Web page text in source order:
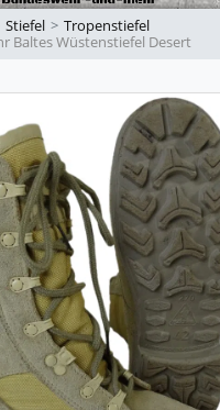
Stiefel
Tropenstiefel
Baltes Wüstenstiefel Desert